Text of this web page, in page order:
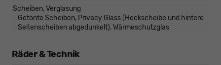
Scheiben, Verglasung
Getönte Scheiben, Privacy Glass (Heckscheibe und hintere
Seitenscheiben abgedunkelt), Wärmeschutzglas
Räder & Technik